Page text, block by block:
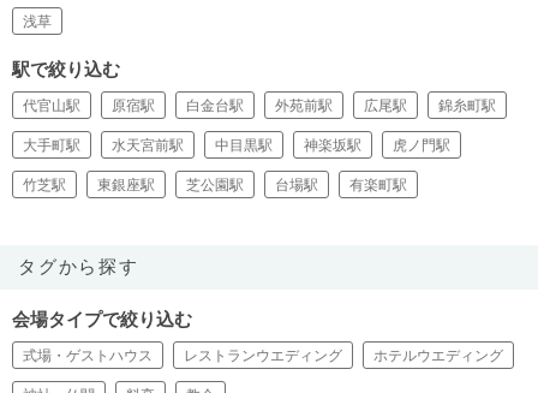
浅草
駅で絞り込む
代官山駅 原宿駅 白金台駅 外苑前駅 広尾駅 錦糸町駅
大手町駅 水天宮前駅 中目黒駅 神楽坂駅 虎ノ門駅
竹芝駅 東銀座駅 芝公園駅 台場駅 有楽町駅
タグから探す
会場タイプで絞り込む
式場・ゲストハウス レストランウエディング ホテルウエディング